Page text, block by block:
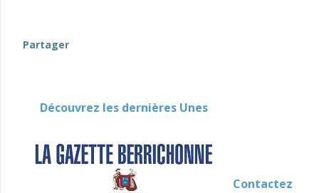
Partager
Découvrez les dernières Unes
Contactez